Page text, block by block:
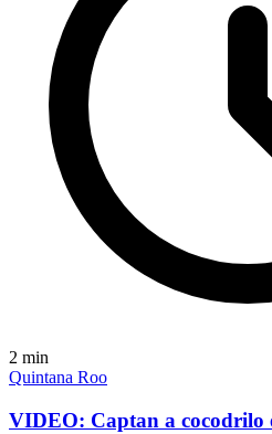
2 min
Quintana Roo
VIDEO: Captan a cocodrilo